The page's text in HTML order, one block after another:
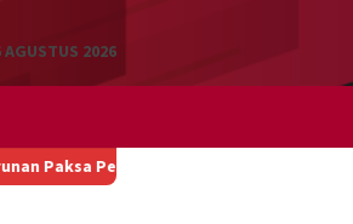
AGUSTUS 2026
Kecelakaan Beruntun, dan